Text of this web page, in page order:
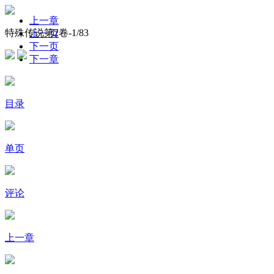
特殊传说第2卷-1/83
上一章
上一页
下一页
下一章
目录
单页
评论
上一章